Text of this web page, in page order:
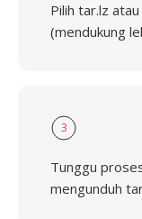
Pilih tar.lz
(mendukung
3
Tunggu
mengunduh